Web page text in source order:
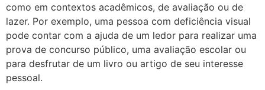
como em contextos acadêmicos, de avaliação ou de
lazer. Por exemplo, uma pessoa com deficiência visual
pode contar com a ajuda de um ledor para realizar uma
prova de concurso público, uma avaliação escolar ou
para desfrutar de um livro ou artigo de seu interesse
pessoal.